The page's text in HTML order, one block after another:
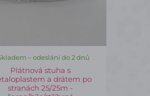
– odeslání do 2 dnů
Plátnová stuha s
a drátem po
stranách 25/25m -